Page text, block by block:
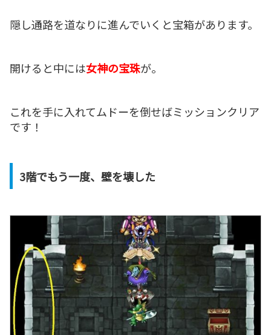
隠し通路を道なりに進んでいくと宝箱があります。
開けると中には女神の宝珠が。
これを手に入れてムドーを倒せばミッションクリア
です！
3階でもう一度、壁を壊した